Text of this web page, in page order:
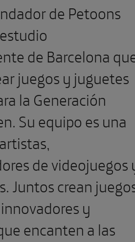
de Petoons
de Barcelona
juegos y juguetes
la Generación
Su equipo es una
de videojuegos
Juntos crean
y
encanten a las